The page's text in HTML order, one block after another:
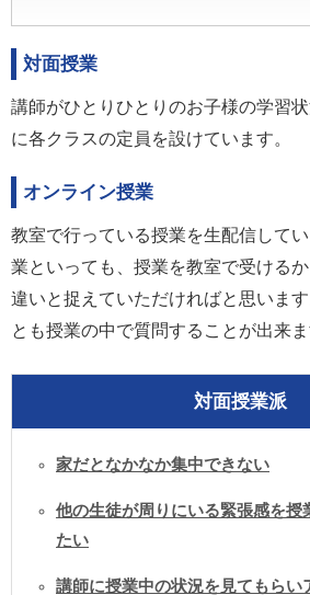
対面授業
講師がひとりひとりのお子様の学習
に各クラスの定員を設けています。
オンライン授業
教室で行っている授業を生配信して
業といっても、授業を教室で受ける
違いと捉えていただければと思いま
とも授業の中で質問することが出来ま
対面授業派
家だとなかなか集中できない
他の生徒が周りにいる緊張感を授
たい
講師に授業中の状況を見てもらい